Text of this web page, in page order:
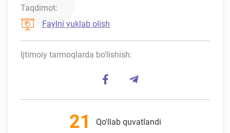
Taqdimot:
Faylni yuklab olish
Ijtimoiy tarmoqlarda bo'lishish:
21 Qo'llab quvatlandi